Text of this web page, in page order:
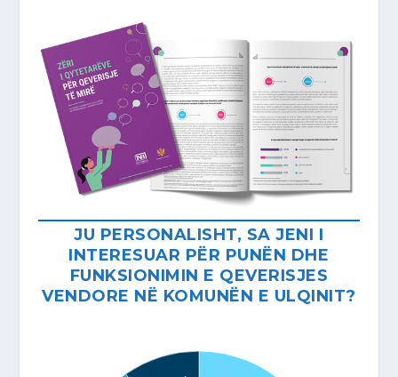
JU PERSONALISHT, SA JENI I
INTERESUAR PËR PUNËN DHE
FUNKSIONIMIN E QEVERISJES
VENDORE NË KOMUNËN E ULQINIT?